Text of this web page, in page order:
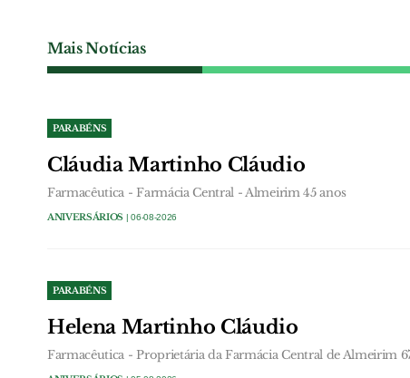
Mais Notícias
PARABÉNS
Cláudia Martinho Cláudio
Farmacêutica - Farmácia Central - Almeirim 45 anos
ANIVERSÁRIOS | 06-08-2026
PARABÉNS
Helena Martinho Cláudio
Farmacêutica - Proprietária da Farmácia Central de Almeirim